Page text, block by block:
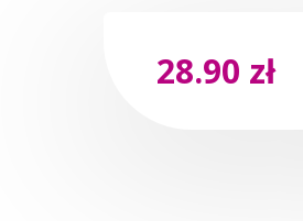
28.90 zł